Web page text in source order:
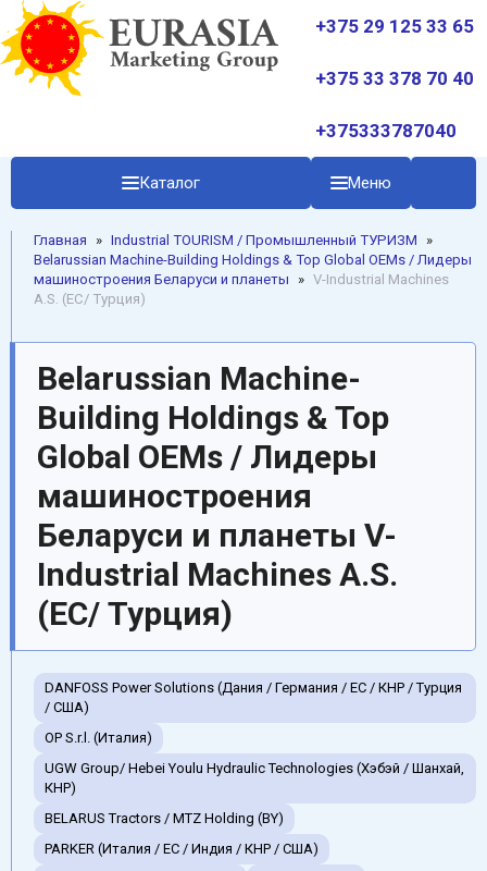
+375 29 125 33 65
+375 33 378 70 40
+375333787040
Каталог Меню
Главная » Industrial TOURISM / Промышленный ТУРИЗМ
»
Belarussian Machine-Building Holdings & Top Global OEMs / Лидеры
машиностроения Беларуси и планеты
» V-Industrial Machines
A.S. (EC/ Турция)
Belarussian Machine-
Building Holdings & Top
Global OEMs / Лидеры
машиностроения
Беларуси и планеты V-
Industrial Machines A.S.
(EC/ Турция)
DANFOSS Power Solutions (Дания / Германия / EC / КНР / Турция
/ США)
OP S.r.l. (Италия)
UGW Group/ Hebei Youlu Hydraulic Technologies (Хэбэй / Шанхай,
КНР)
BELARUS Tractors / MTZ Holding (BY)
PARKER (Италия / ЕС / Индия / КНР / США)